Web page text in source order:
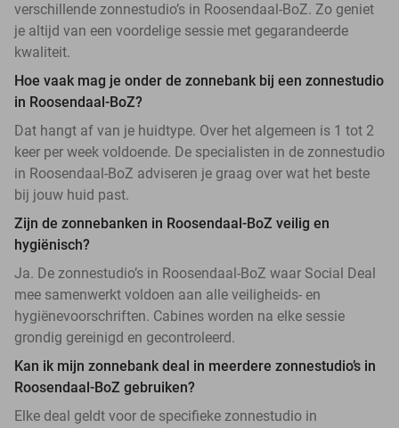
verschillende zonnestudio’s in Roosendaal-BoZ. Zo geniet
je altijd van een voordelige sessie met gegarandeerde
kwaliteit.
Hoe vaak mag je onder de zonnebank bij een zonnestudio
in Roosendaal-BoZ?
Dat hangt af van je huidtype. Over het algemeen is 1 tot 2
keer per week voldoende. De specialisten in de zonnestudio
in Roosendaal-BoZ adviseren je graag over wat het beste
bij jouw huid past.
Zijn de zonnebanken in Roosendaal-BoZ veilig en
hygiënisch?
Ja. De zonnestudio’s in Roosendaal-BoZ waar Social Deal
mee samenwerkt voldoen aan alle veiligheids- en
hygiënevoorschriften. Cabines worden na elke sessie
grondig gereinigd en gecontroleerd.
Kan ik mijn zonnebank deal in meerdere zonnestudio’s in
Roosendaal-BoZ gebruiken?
Elke deal geldt voor de specifieke zonnestudio in